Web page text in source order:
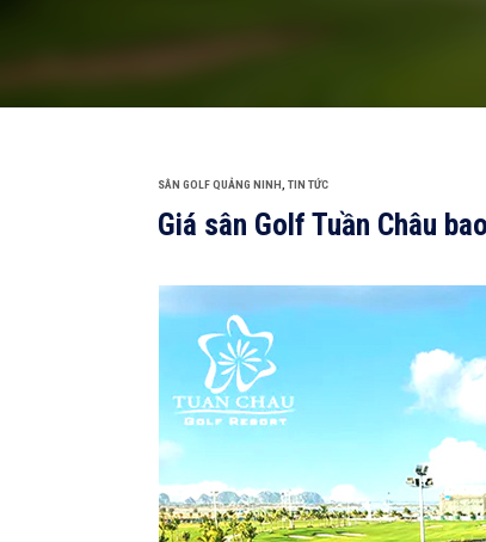
SÂN GOLF QUẢNG NINH TIN TỨC
Giá sân Golf Tuần Châu